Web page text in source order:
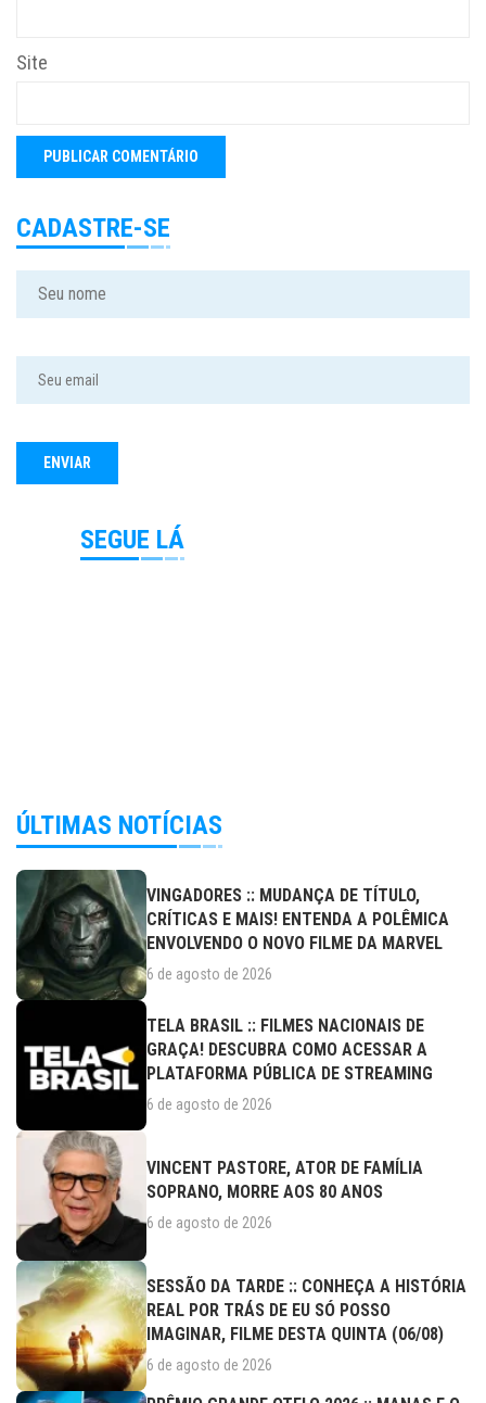
Site
CADASTRE-SE
SEGUE LÁ
ÚLTIMAS NOTÍCIAS
VINGADORES :: MUDANÇA DE TÍTULO,
CRÍTICAS E MAIS! ENTENDA A POLÊMICA
ENVOLVENDO O NOVO FILME DA MARVEL
6 de agosto de 2026
TELA BRASIL :: FILMES NACIONAIS DE
GRAÇA! DESCUBRA COMO ACESSAR A
PLATAFORMA PÚBLICA DE STREAMING
6 de agosto de 2026
VINCENT PASTORE, ATOR DE FAMÍLIA
SOPRANO, MORRE AOS 80 ANOS
6 de agosto de 2026
SESSÃO DA TARDE :: CONHEÇA A HISTÓRIA
REAL POR TRÁS DE EU SÓ POSSO
IMAGINAR, FILME DESTA QUINTA (06/08)
6 de agosto de 2026